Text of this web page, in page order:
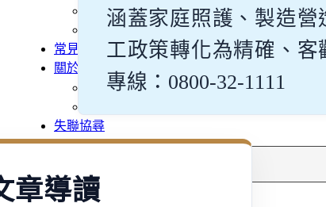
巴氏量表是什麼?
多元免評
常見問題
關於我們
案例分享
失聯協尋
尋
涵蓋家庭照護、製造
工政策轉化為精確、
專線：0800-32-1111
章導讀